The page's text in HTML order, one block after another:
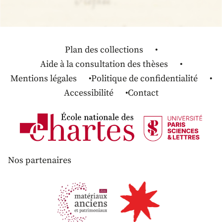
Plan des collections
Aide à la consultation des thèses
Mentions légales
Politique de confidentialité
Accessibilité
Contact
Nos partenaires